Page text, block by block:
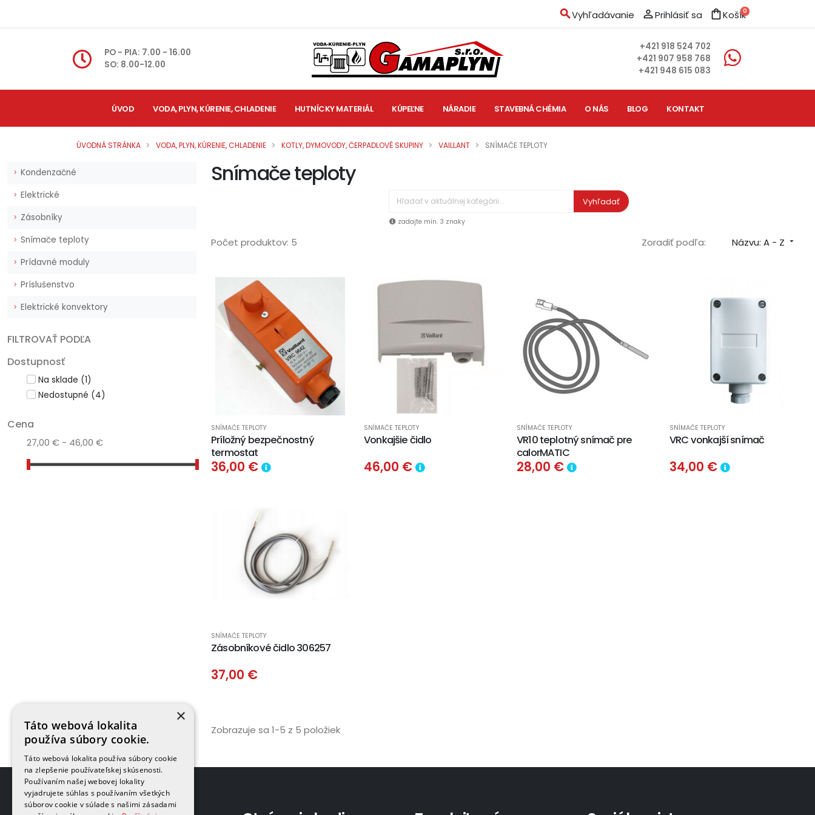
searchVyhľadávanie person_outlinePrihlásiť sa shopping_bagKošík0
PO - PIA: 7.00 - 16.00
SO: 8.00-12.00
+421 918 524 702
+421 907 958 768
+421 948 615 083
ÚVOD VODA, PLYN, KÚRENIE, CHLADENIE HUTNÍCKY MATERIÁL KÚPEĽNE NÁRADIE STAVEBNÁ CHÉMIA O NÁS BLOG KONTAKT
ÚVODNÁ STRÁNKA VODA, PLYN, KÚRENIE, CHLADENIE KOTLY, DYMOVODY, ČERPADLOVÉ SKUPINY VAILLANT SNÍMAČE TEPLOTY
Kondenzačné
Elektrické
Zásobníky
Snímače teploty
Prídavné moduly
Príslušenstvo
Elektrické konvektory
FILTROVAŤ PODĽA
Dostupnosť
Na sklade (1)
Nedostupné (4)
Cena
27,00 € - 46,00 €
Snímače teploty
Vyhľadať
zadajte min. 3 znaky
Počet produktov: 5 Zoradiť podľa: Názvu: A - Z 
SNÍMAČE TEPLOTY
Príložný bezpečnostný
termostat
36,00 €
SNÍMAČE TEPLOTY
Vonkajšie čidlo
46,00 €
SNÍMAČE TEPLOTY
VR10 teplotný snímač pre
calorMATIC
28,00 €
SNÍMAČE TEPLOTY
VRC vonkajší snímač
34,00 €
SNÍMAČE TEPLOTY
Zásobníkové čidlo 306257
37,00 €
Zobrazuje sa 1-5 z 5 položiek
×
Táto webová lokalita
používa súbory cookie.
Táto webová lokalita používa súbory cookie
na zlepšenie používateľskej skúsenosti.
Používaním našej webovej lokality
vyjadrujete súhlas s používaním všetkých
súborov cookie v súlade s našimi zásadami